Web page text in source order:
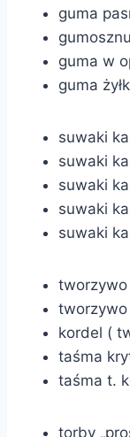
guma
guma w
guma
suwaki
suwaki
suwaki
suwaki
suwaki
tworzywo
tworzywo
kordel (
taśma
taśma t.
torby